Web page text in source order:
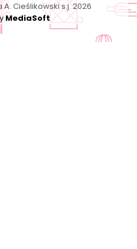
Cieślikowski s.j. 2026
MediaSoft